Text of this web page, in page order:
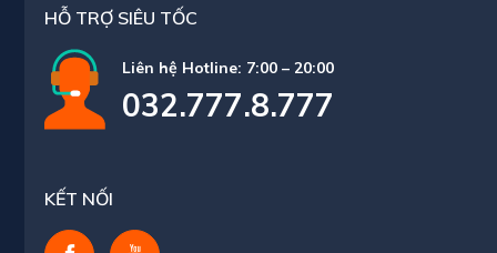
HỖ TRỢ SIÊU TỐC
Liên hệ Hotline: 7:00 – 20:00
032.777.8.777
KẾT NỐI